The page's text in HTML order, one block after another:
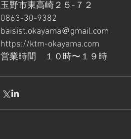
玉野市東高崎２５-７２
0863-30-9382
baisist.okayama＠gmail.com
https://ktm-okayama.com
営業時間　１０時〜１９時